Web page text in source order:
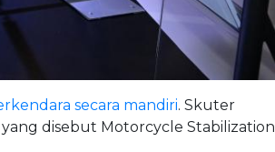
secara mandiri. Skuter
disebut Motorcycle Stabilization